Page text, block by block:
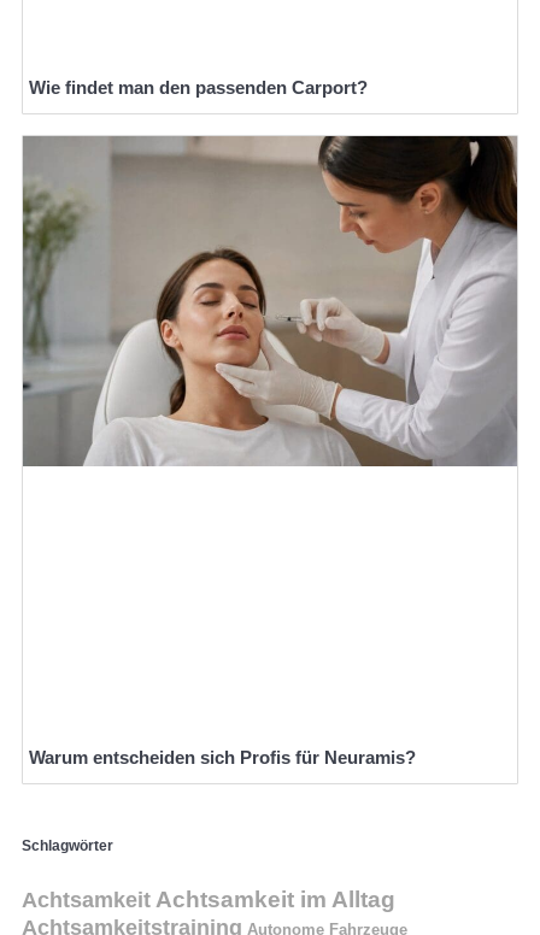
Wie findet man den passenden Carport?
Warum entscheiden sich Profis für Neuramis?
Schlagwörter
AchtsamkeitAchtsamkeit im Alltag
Achtsamkeitstraining Autonome Fahrzeuge